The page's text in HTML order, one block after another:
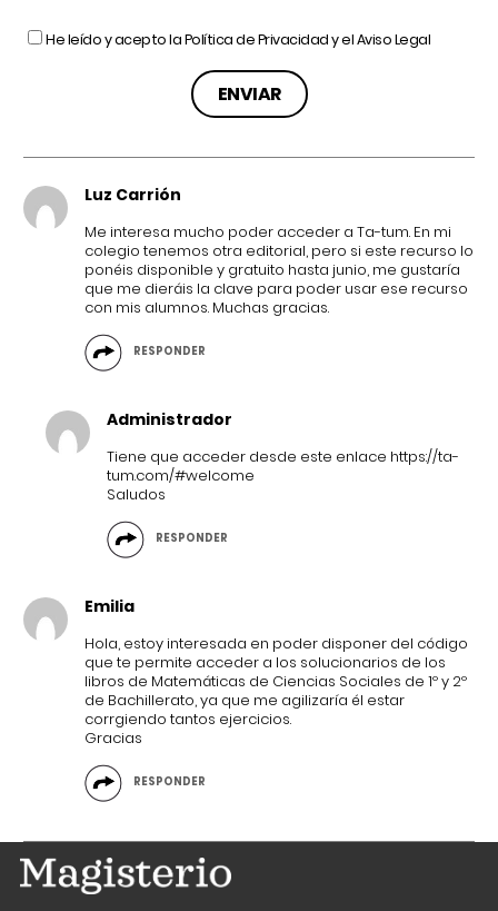
He leído y acepto laPolítica de Privacidady elAviso Legal
Luz Carrión
Me interesa mucho poder acceder a Ta-tum. En mi
colegio tenemos otra editorial, pero si este recurso lo
ponéis disponible y gratuito hasta junio, me gustaría
que me dieráis la clave para poder usar ese recurso
con mis alumnos. Muchas gracias.
RESPONDER
Administrador
Tiene que acceder desde este enlace https://ta-
tum.com/#welcome
Saludos
RESPONDER
Emilia
Hola, estoy interesada en poder disponer del código
que te permite acceder a los solucionarios de los
libros de Matemáticas de Ciencias Sociales de 1º y 2º
de Bachillerato, ya que me agilizaría él estar
corrgiendo tantos ejercicios.
Gracias
RESPONDER